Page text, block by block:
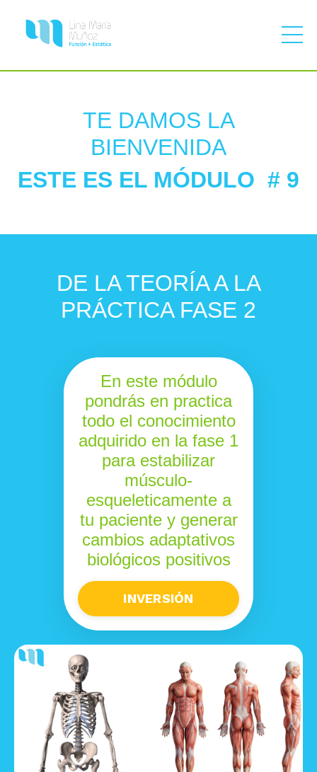
TE DAMOS LA
BIENVENIDA
ESTE ES EL MÓDULO # 9
DE LA TEORÍA A LA
PRÁCTICA FASE 2
En este módulo
pondrás en practica
todo el conocimiento
adquirido en la fase 1
para estabilizar
músculo-
esqueleticamente a
tu paciente y generar
cambios adaptativos
biológicos positivos
INVERSIÓN